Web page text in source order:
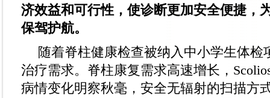
济效益和可行性，使诊断更加安全便捷，
保驾护航。
随着脊柱健康检查被纳入中小学生体检
治疗需求。脊柱康复需求高速增长，
病情变化明察秋毫，安全无辐射的扫描方